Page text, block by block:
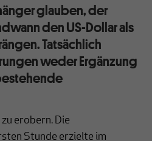
glauben, der
den US-Dollar als
Tatsächlich
weder Ergänzung
erobern. Die
Stunde erzielte im